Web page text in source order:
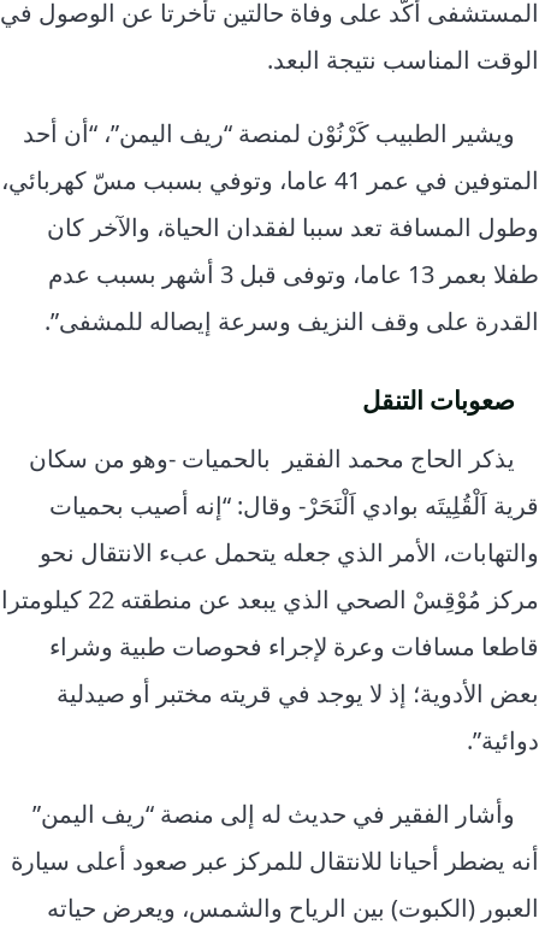
المستشفى أكّد على وفاة حالتين تأخرتا عن الوصول في
الوقت المناسب نتيجة البعد.
ويشير الطبيب كَرْنُوْن لمنصة “ريف اليمن”، “أن أحد
المتوفين في عمر 41 عاما، وتوفي بسبب مسّ كهربائي،
وطول المسافة تعد سببا لفقدان الحياة، والآخر كان
طفلا بعمر 13 عاما، وتوفى قبل 3 أشهر بسبب عدم
القدرة على وقف النزيف وسرعة إيصاله للمشفى”.
صعوبات التنقل
يذكر الحاج محمد الفقير بالحميات -وهو من سكان
قرية اَلْقُلِيتَه بوادي اَلْنَحَرْ- وقال: “إنه أصيب بحميات
والتهابات، الأمر الذي جعله يتحمل عبء الانتقال نحو
مركز مُوْقِسْ الصحي الذي يبعد عن منطقته 22 كيلومترا
قاطعا مسافات وعرة لإجراء فحوصات طبية وشراء
بعض الأدوية؛ إذ لا يوجد في قريته مختبر أو صيدلية
دوائية”.
وأشار الفقير في حديث له إلى منصة “ريف اليمن”
أنه يضطر أحيانا للانتقال للمركز عبر صعود أعلى سيارة
العبور (الكبوت) بين الرياح والشمس، ويعرض حياته